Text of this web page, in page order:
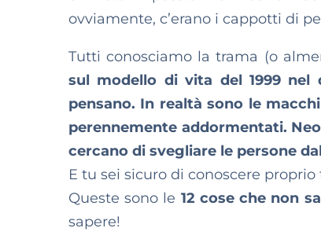
ovviamente, c’erano i cappotti di
Tutti conosciamo la trama (o
sul modello di vita del 1999
pensano. In realtà sono le
perennemente addormentati.
cercano di svegliare le persone
E tu sei sicuro di conoscere
Queste sono le 12 cose che non
sapere!